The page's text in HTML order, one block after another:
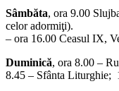
Sâmbăta, ora 9.00
celor adormiţi).
– ora 16.00 Ceasul IX,
Duminică, ora 8.00 –
8.45 – Sfânta Liturghie;